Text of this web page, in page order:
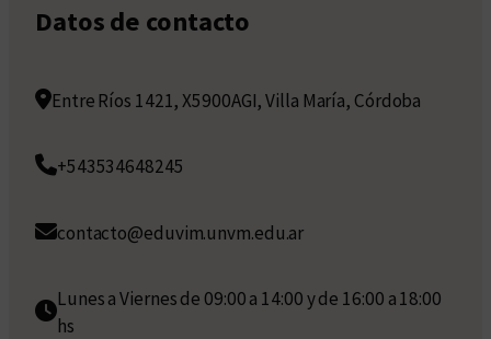
Datos de contacto
Entre Ríos 1421, X5900AGI, Villa María, Córdoba
+543534648245
contacto@eduvim.unvm.edu.ar
Lunes a Viernes de 09:00 a 14:00 y de 16:00 a 18:00
hs